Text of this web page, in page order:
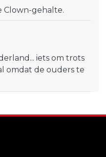
Clown-gehalte.
iets om trots
omdat de ouders te